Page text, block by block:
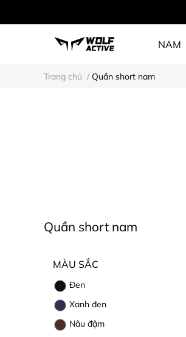
NAM
Trang chủ / Quần short nam
Quần short nam
MÀU SẮC
Đen
Xanh đen
Nâu đậm